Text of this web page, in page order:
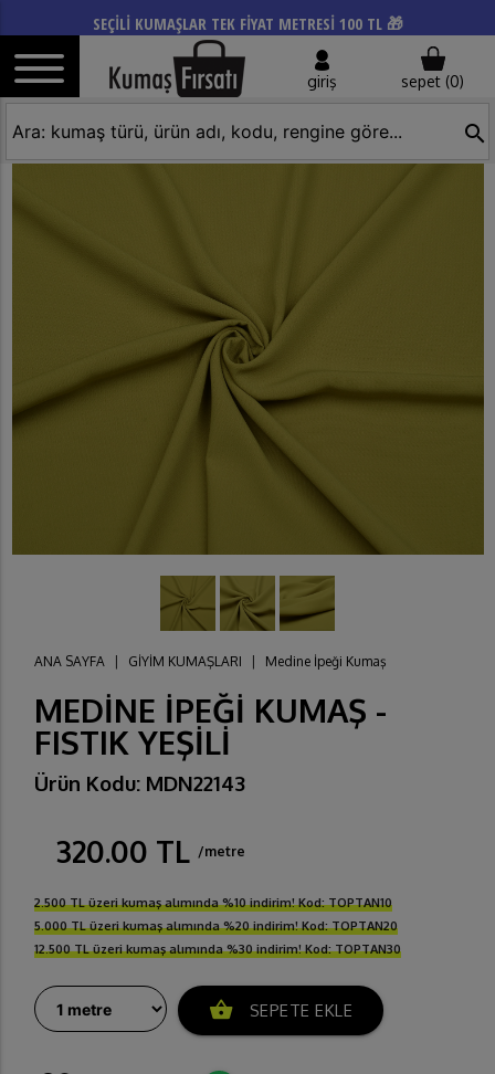
SEÇİLİ KUMAŞLAR TEK FİYAT METRESİ 100 TL 🎁
giriş sepet (0)
search
ANA SAYFA GİYİM KUMAŞLARI Medine İpeği Kumaş
MEDİNE İPEĞİ KUMAŞ -
FISTIK YEŞİLİ
Ürün Kodu: MDN22143
320.00 TL /metre
2.500 TL üzeri kumaş alımında %10 indirim! Kod: TOPTAN10
5.000 TL üzeri kumaş alımında %20 indirim! Kod: TOPTAN20
12.500 TL üzeri kumaş alımında %30 indirim! Kod: TOPTAN30
shopping_basket SEPETE EKLE